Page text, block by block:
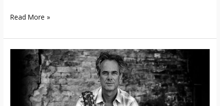
Read More »
Coolen
Écoutez